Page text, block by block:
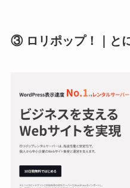
③ ロリポップ！｜と